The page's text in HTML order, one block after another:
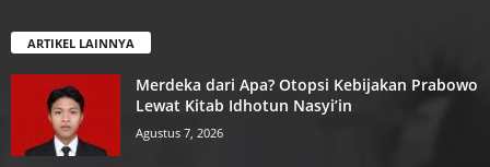
ARTIKEL LAINNYA
Merdeka dari Apa? Otopsi Kebijakan Prabowo
Lewat Kitab Idhotun Nasyi’in
Agustus 7, 2026